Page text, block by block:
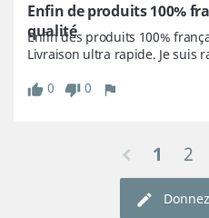
Enfin de produits 100%
qualité
Enfin des produits 100%
Livraison ultra rapide. Je suis
0
0
1 2